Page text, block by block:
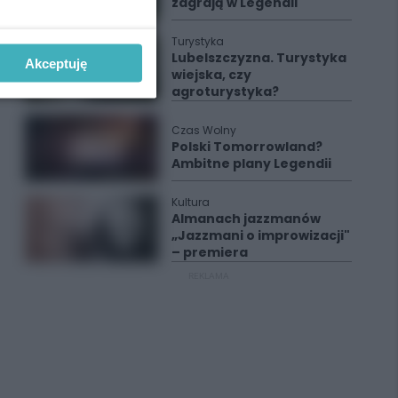
Turystyka
Lubelszczyzna. Turystyka
wiejska, czy
agroturystyka?
Czas Wolny
Polski Tomorrowland?
Ambitne plany Legendii
Kultura
Almanach jazzmanów
„Jazzmani o improwizacji"
– premiera
Akceptuję